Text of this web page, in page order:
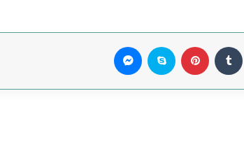
لينكدإن بينتيريستسكايب